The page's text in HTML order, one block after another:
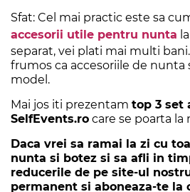
Sfat: Cel mai practic este sa
accesorii utile pentru nunta
separat, vei plati mai multi
frumos ca accesoriile de nunta
model.
Mai jos iti prezentam top 3 set
SelfEvents.ro care se poarta la
Daca vrei sa ramai la zi cu
nunta si botez si sa afli in
reducerile de pe site-ul
permanent si aboneaza-te la